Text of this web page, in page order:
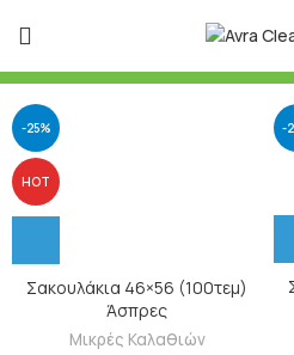
-25%
HOT
Σακουλάκια 46×56 (100τεμ)
Άσπρες
Μικρές Καλαθιών
-